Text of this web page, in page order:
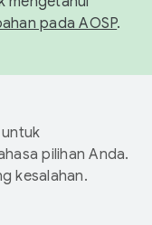
pada AOSP.
pilihan Anda.
kesalahan.